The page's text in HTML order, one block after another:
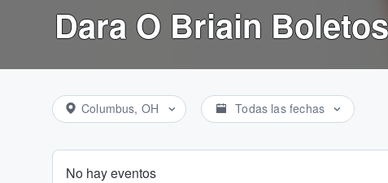
Dara O Briain Boletos
Columbus, OH Todas las fechas
No hay eventos